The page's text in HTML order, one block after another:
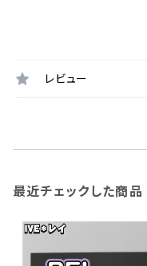
レビュー
最近チェックした商品